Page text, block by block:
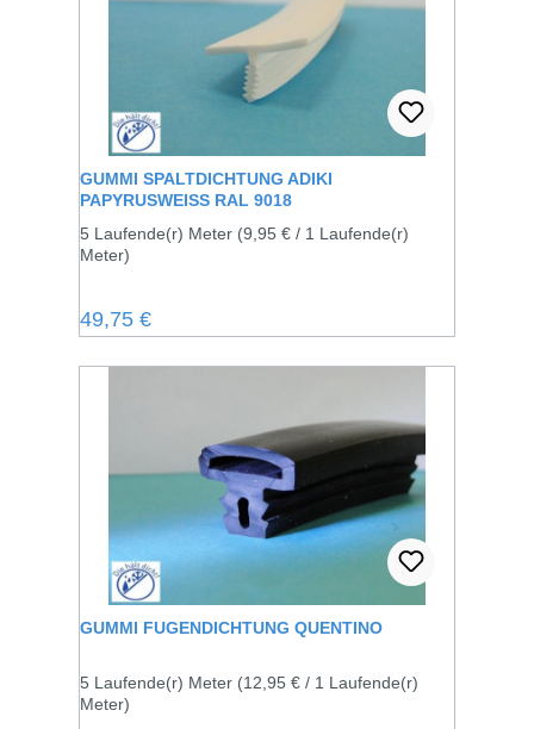
GUMMI SPALTDICHTUNG ADIKI
PAPYRUSWEISS RAL 9018
5 Laufende(r) Meter (9,95 € / 1 Laufende(r)
Meter)
Regulärer Preis:
49,75 €
GUMMI FUGENDICHTUNG QUENTINO
5 Laufende(r) Meter (12,95 € / 1 Laufende(r)
Meter)